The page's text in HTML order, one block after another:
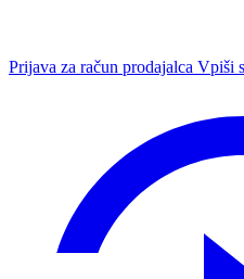
Prijava za račun prodajalca Vpiši